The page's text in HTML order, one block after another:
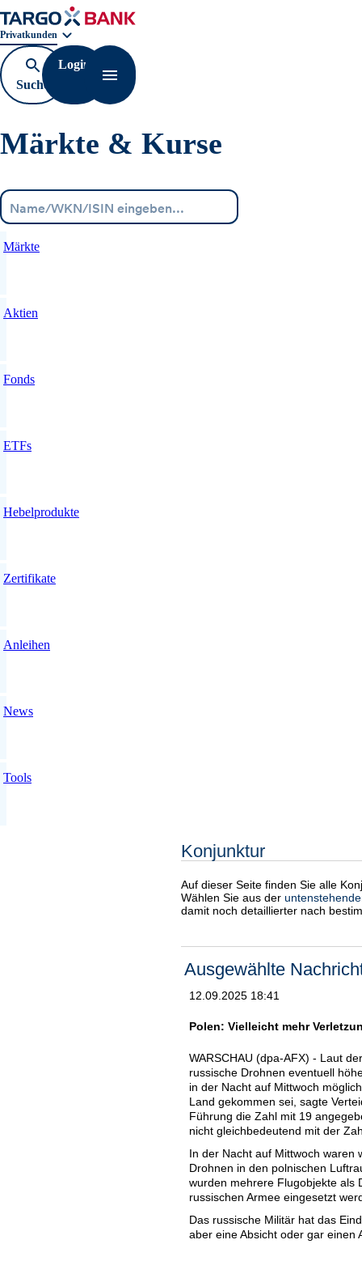
Geschäftsbereichnavigation. Aktuelle Auswahl:
Privatkunden
Suche
öffnen
Login
Navigation öffnen
Märkte & Kurse
Märkte
Aktien
Fonds
ETFs
Hebelprodukte
Zertifikate
Anleihen
News
Tools
Konjunktur
Auf dieser Seite finden Sie alle
Wählen Sie aus der
damit noch detaillierter nach
Ausgewählte
12.09.2025 18:41
Polen: Vielleicht mehr
WARSCHAU (dpa-AFX) - Laut
russische Drohnen eventuell
in der Nacht auf Mittwoch
Land gekommen sei, sagte
Führung die Zahl mit 19
nicht gleichbedeutend mit der
In der Nacht auf Mittwoch waren
Drohnen in den polnischen
wurden mehrere Flugobjekte als
russischen Armee eingesetzt
Das russische Militär hat das
aber eine Absicht oder gar einen